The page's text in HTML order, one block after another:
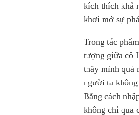
kích thích khả
khơi mở sự
Trong tác
tượng giữa cô
thấy mình quá
người ta
Bằng cách
không chỉ qua